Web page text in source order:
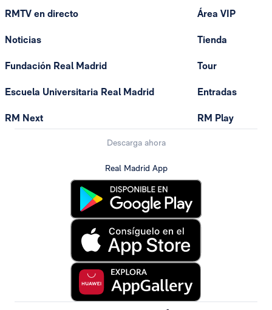
RMTV en directo
Noticias
Fundación Real Madrid
Escuela Universitaria Real Madrid
RM Next
Área VIP
Tienda
Tour
Entradas
RM Play
Descarga ahora
Real Madrid App